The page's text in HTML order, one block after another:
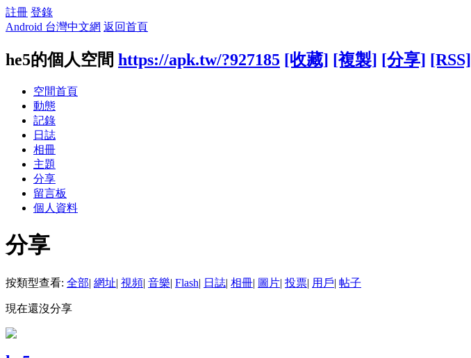
註冊 登錄
Android 台灣中文網 返回首頁
he5的個人空間 https://apk.tw/?927185 [收藏] [複製] [分享] [RSS]
空間首頁
動態
記錄
日誌
相冊
主題
分享
留言板
個人資料
分享
按類型查看: 全部| 網址| 視頻| 音樂| Flash| 日誌| 相冊| 圖片| 投票| 用戶| 帖子
現在還沒分享